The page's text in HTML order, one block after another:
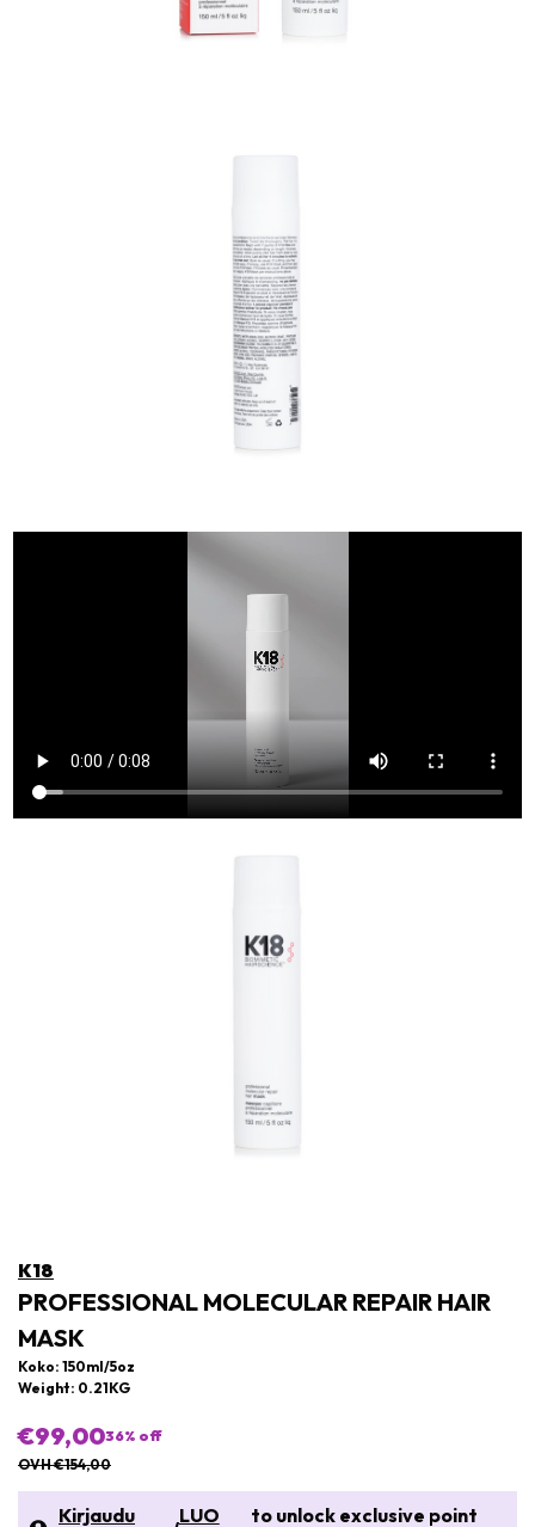
K18
PROFESSIONAL MOLECULAR REPAIR HAIR
MASK
Koko: 150ml/5oz
Weight: 0.21KG
€99,0036% off
OVH €154,00
Kirjaudu LUO to unlock exclusive point